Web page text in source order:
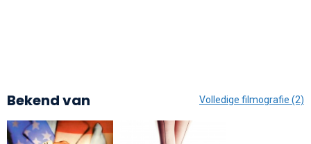
Bekend van Volledige filmografie (2)